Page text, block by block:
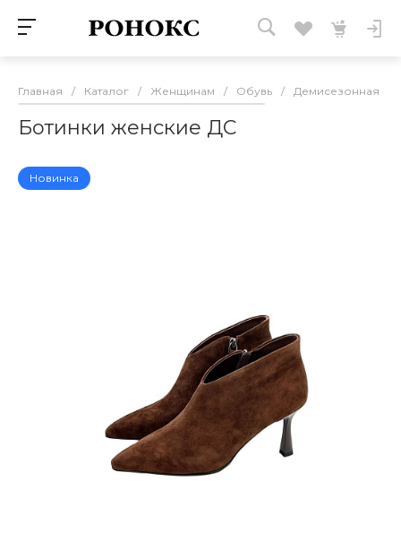
Главная / Каталог / Женщинам / Обувь / Демисезонная
Ботинки женские ДС
Новинка